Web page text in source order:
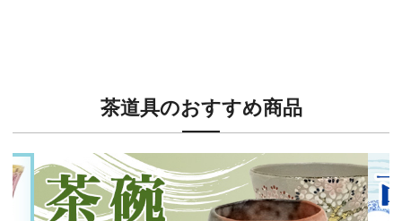
茶道具のおすすめ商品